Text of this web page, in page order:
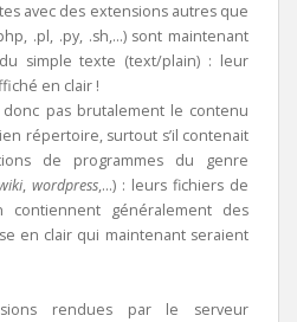
avec des extensions autres que
.pl, .py, .sh,…) sont maintenant
simple texte (text/plain) : leur
en clair !
pas brutalement le contenu
répertoire, surtout s’il contenait
de programmes du genre
, wordpress,…) : leurs fichiers de
contiennent généralement des
en clair qui maintenant seraient
rendues par le serveur